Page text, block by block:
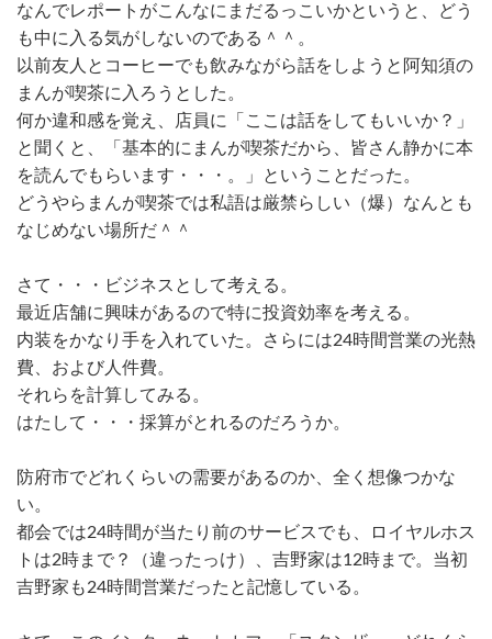
なんでレポートがこんなにまだるっこいかというと、どう
も中に入る気がしないのである＾＾。
以前友人とコーヒーでも飲みながら話をしようと阿知須の
まんが喫茶に入ろうとした。
何か違和感を覚え、店員に「ここは話をしてもいいか？」
と聞くと、「基本的にまんが喫茶だから、皆さん静かに本
を読んでもらいます・・・。」ということだった。
どうやらまんが喫茶では私語は厳禁らしい（爆）なんとも
なじめない場所だ＾＾
さて・・・ビジネスとして考える。
最近店舗に興味があるので特に投資効率を考える。
内装をかなり手を入れていた。さらには24時間営業の光熱
費、および人件費。
それらを計算してみる。
はたして・・・採算がとれるのだろうか。
防府市でどれくらいの需要があるのか、全く想像つかな
い。
都会では24時間が当たり前のサービスでも、ロイヤルホス
トは2時まで？（違ったっけ）、吉野家は12時まで。当初
吉野家も24時間営業だったと記憶している。